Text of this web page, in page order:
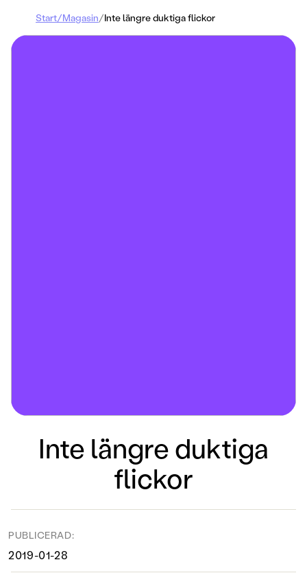
Start/Magasin/Inte längre duktiga flickor
Inte längre duktiga
flickor
PUBLICERAD:
2019-01-28